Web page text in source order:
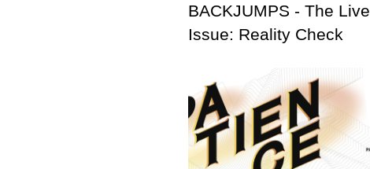
BACKJUMPS - The Live
Issue: Reality Check